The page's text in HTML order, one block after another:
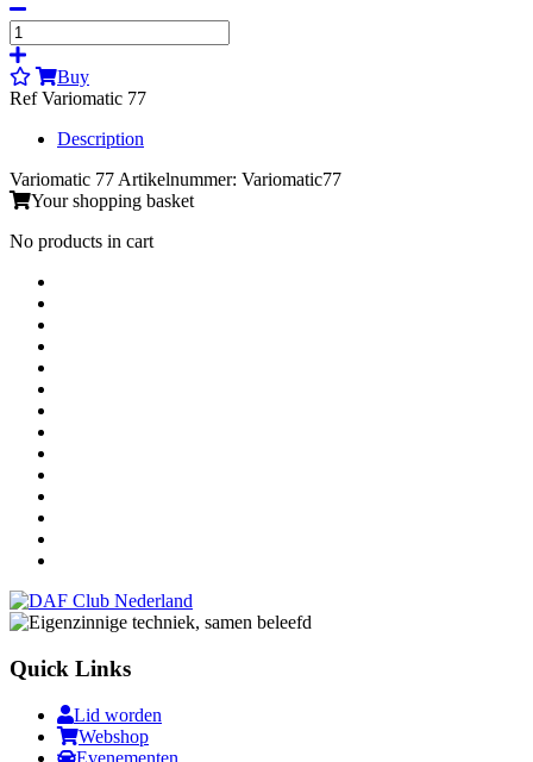
Buy
Ref Variomatic 77
Description
Variomatic 77 Artikelnummer: Variomatic77
Your shopping basket
No products in cart
Quick Links
Lid worden
Webshop
Evenementen